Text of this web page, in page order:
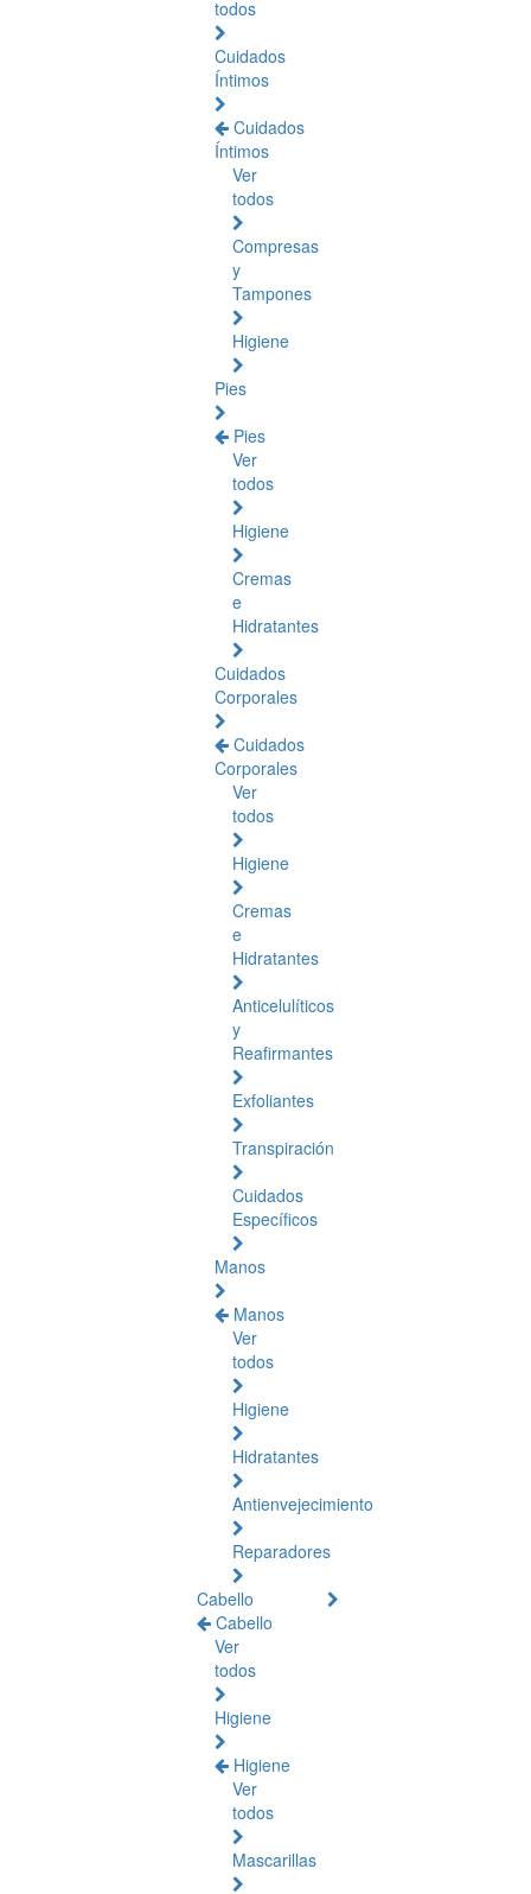
todos
Cuidados
Íntimos
Cuidados
Íntimos
Ver
todos
Compresas
y
Tampones
Higiene
Pies
Pies
Ver
todos
Higiene
Cremas
e
Hidratantes
Cuidados
Corporales
Cuidados
Corporales
Ver
todos
Higiene
Cremas
e
Hidratantes
Anticelulíticos
y
Reafirmantes
Exfoliantes
Transpiración
Cuidados
Específicos
Manos
Manos
Ver
todos
Higiene
Hidratantes
Antienvejecimiento
Reparadores
Cabello
Cabello
Ver
todos
Higiene
Higiene
Ver
todos
Mascarillas